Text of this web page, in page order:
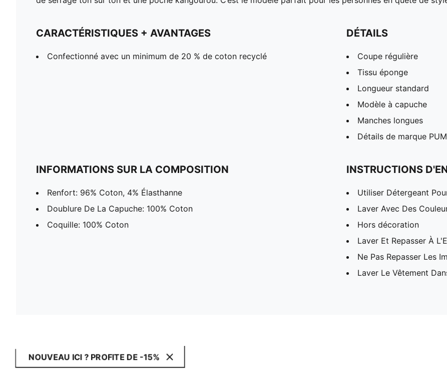
CARACTÉRISTIQUES + AVANTAGES
Confectionné avec un minimum de 20 % de coton recyclé
DÉTAILS
Coupe régulière
Tissu éponge
Longueur standard
Modèle à capuche
Manches longues
Détails de marque
INFORMATIONS SUR LA COMPOSITION
Renfort: 96% Coton, 4% Élasthanne
Doublure De La Capuche: 100% Coton
Coquille: 100% Coton
INSTRUCTIONS
Utiliser Détergeant
Laver Avec Des
Hors décoration
Laver Et Repasser À
Ne Pas Repasser Les
Laver Le Vêtement
NOUVEAU ICI ? PROFITE DE -15%